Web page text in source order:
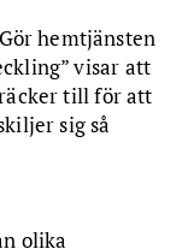
hemtjänsten
visar att
till för att
sig så
olika